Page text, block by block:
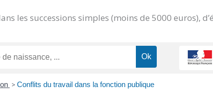
les successions simples (moins de 5000 euros),
> Conflits du travail dans la fonction publique